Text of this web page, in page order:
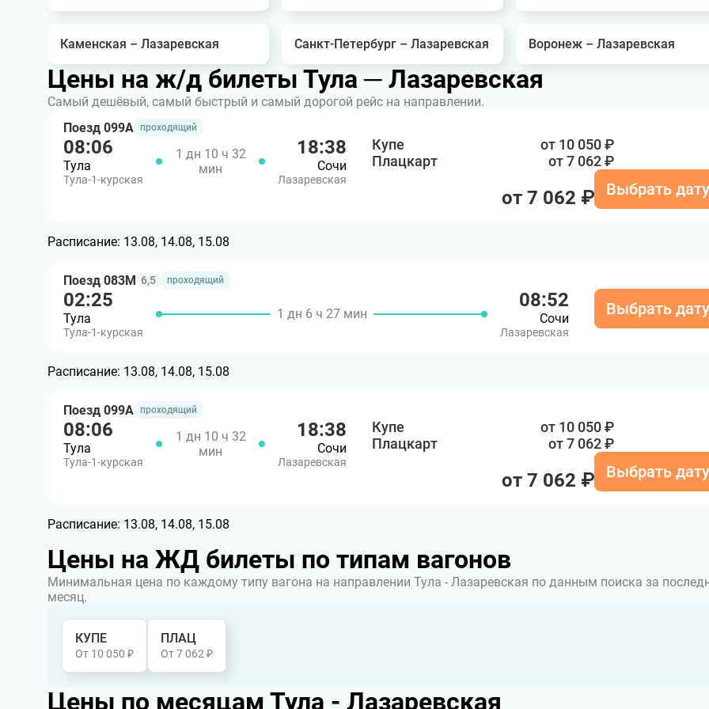
Каменская – Лазаревская Санкт-Петербург – Лазаревская Воронеж – Лазаревская
Цены на ж/д билеты Тула ─ Лазаревская
Самый дешёвый, самый быстрый и самый дорогой рейс на направлении.
Поезд 099А проходящий
08:06
Тула
Тула-1-курская
1 дн 10 ч 32
мин
18:38
Сочи
Лазаревская
Купе
от 10 050 ₽
Плацкарт
от 7 062 ₽
от 7 062 ₽ Выбрать дату
Расписание: 13.08, 14.08, 15.08
Поезд 083М 6,5 проходящий
02:25
Тула
Тула-1-курская
1 дн 6 ч 27 мин
08:52
Сочи
Лазаревская
Выбрать дату
Расписание: 13.08, 14.08, 15.08
Поезд 099А проходящий
08:06
Тула
Тула-1-курская
1 дн 10 ч 32
мин
18:38
Сочи
Лазаревская
Купе
от 10 050 ₽
Плацкарт
от 7 062 ₽
от 7 062 ₽ Выбрать дату
Расписание: 13.08, 14.08, 15.08
Цены на ЖД билеты по типам вагонов
Минимальная цена по каждому типу вагона на направлении Тула - Лазаревская по данным поиска за
месяц.
КУПЕ
От 10 050 ₽
ПЛАЦ
От 7 062 ₽
Цены по месяцам Тула - Лазаревская